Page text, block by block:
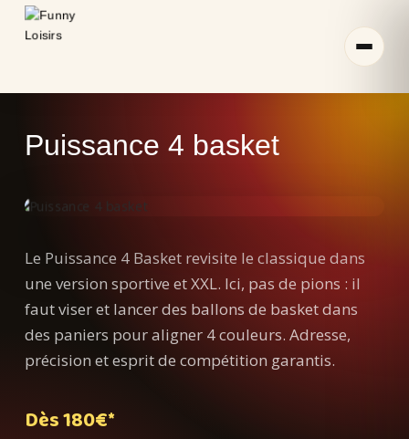
Puissance 4 basket
Le Puissance 4 Basket revisite le classique dans
une version sportive et XXL. Ici, pas de pions : il
faut viser et lancer des ballons de basket dans
des paniers pour aligner 4 couleurs. Adresse,
précision et esprit de compétition garantis.
Dès 180€*